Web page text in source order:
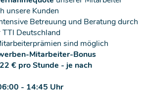
unsere Kunden
Betreuung und Beratung durch
TTI Deutschland
sind möglich
Mitarbeiter-Bonus
€ pro Stunde - je nach
- 14:45 Uhr